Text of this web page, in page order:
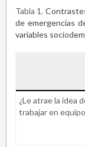
Tabla 1
de emergencias
variables
¿Le atrae la idea
trabajar en